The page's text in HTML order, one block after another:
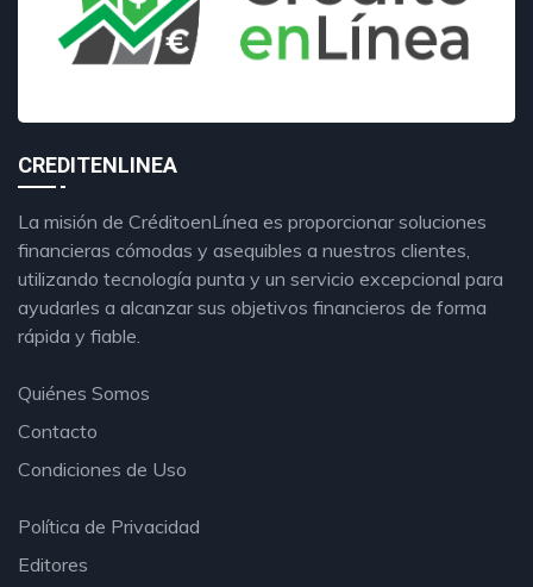
CREDITENLINEA
La misión de CréditoenLínea es proporcionar soluciones
financieras cómodas y asequibles a nuestros clientes,
utilizando tecnología punta y un servicio excepcional para
ayudarles a alcanzar sus objetivos financieros de forma
rápida y fiable.
Quiénes Somos
Contacto
Condiciones de Uso
Política de Privacidad
Editores